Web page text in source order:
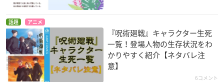
話題 アニメ
『呪術廻戦』キャラクター生死
一覧！登場人物の生存状況をわ
かりやすく紹介【ネタバレ注
意】
6コメント